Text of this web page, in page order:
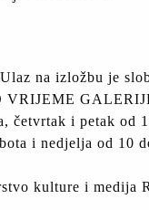
Ulaz na izložbu je
VRIJEME
četvrtak i petak od
i nedjelja od 10
kulture i medija